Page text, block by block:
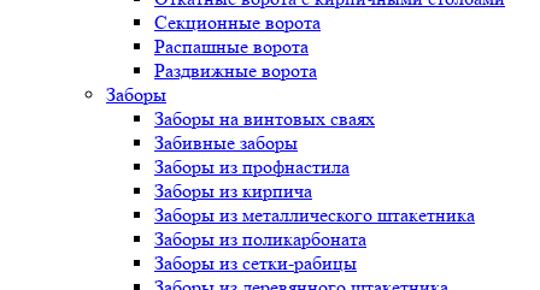
Секционные ворота
Распашные ворота
Раздвижные ворота
Заборы
Заборы на винтовых сваях
Забивные заборы
Заборы из профнастила
Заборы из кирпича
Заборы из металлического штакетника
Заборы из поликарбоната
Заборы из сетки-рабицы